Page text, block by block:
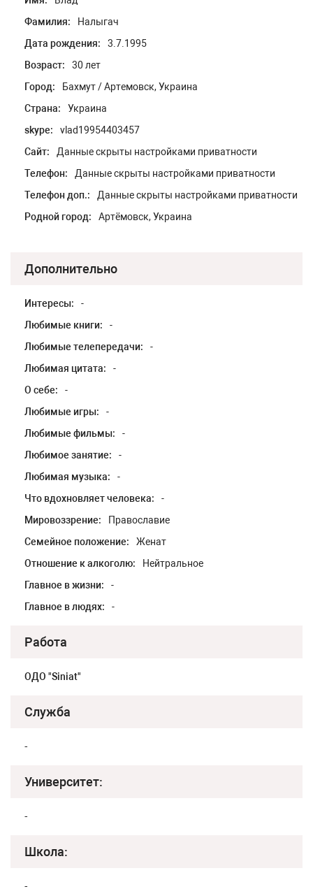
Фамилия:
Налыгач
Дата рождения:
3.7.1995
Возраст:
30 лет
Город:
Бахмут / Артемовск, Украина
Страна:
Украина
skype:
vlad19954403457
Сайт:
Данные скрыты настройками приватности
Телефон:
Данные скрыты настройками приватности
Телефон доп.:
Данные скрыты настройками приватности
Родной город:
Артёмовск, Украина
Дополнительно
Интересы:
-
Любимые книги:
-
Любимые телепередачи:
-
Любимая цитата:
-
О себе:
-
Любимые игры:
-
Любимые фильмы:
-
Любимое занятие:
-
Любимая музыка:
-
Что вдохновляет человека:
-
Мировоззрение:
Православие
Семейное положение:
Женат
Отношение к алкоголю:
Нейтральное
Главное в жизни:
-
Главное в людях:
-
Работа
ОДО "Siniat"
Служба
-
Университет:
-
Школа:
-